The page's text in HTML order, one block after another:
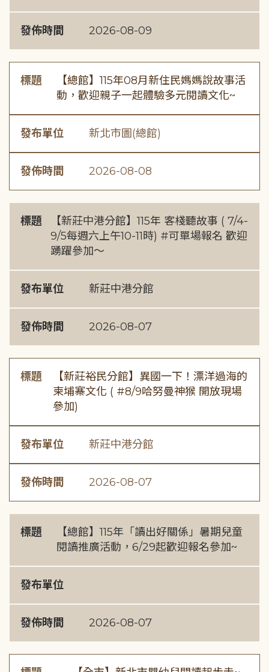
發佈時間 2026-08-09
標題
【總館】115年08月新住民媽媽說故事活
動，歡迎親子一起體驗多元閱讀文化~
發布單位 新北市圖(總館)
發佈時間 2026-08-08
標題
【新莊中港分館】115年 客棧聽故事 ( 7/4-
9/5每週六上午10-11時) #可單場報名 歡迎
踴躍參加～
發布單位 新莊中港分館
發佈時間 2026-08-07
標題
【新莊裕民分館】異國一下！漂洋過海的
柬埔寨文化 ( #8/9哈努曼神猴 開放現場
參加)
發布單位 新莊中港分館
發佈時間 2026-08-07
標題
【總館】115年「讀出好關係」暑期兒童
閱讀推廣活動，6/29起歡迎報名參加~
發布單位
發佈時間 2026-08-07